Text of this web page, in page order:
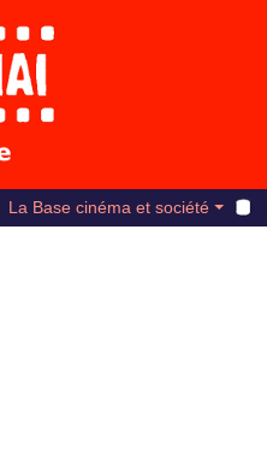
La Base cinéma et société